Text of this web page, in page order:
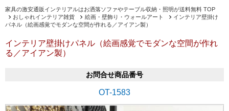
家具の激安通販インテリアルはお洒落ソファやテーブル収納・照明が送料無料 TOP
おしゃれインテリア雑貨
絵画・壁飾り・ウォールアート
インテリア壁掛け
パネル（絵画感覚でモダンな空間が作れる／アイアン製）
インテリア壁掛けパネル（絵画感覚でモダンな空間が作れ
る／アイアン製）
お問合せ商品番号
OT-1583